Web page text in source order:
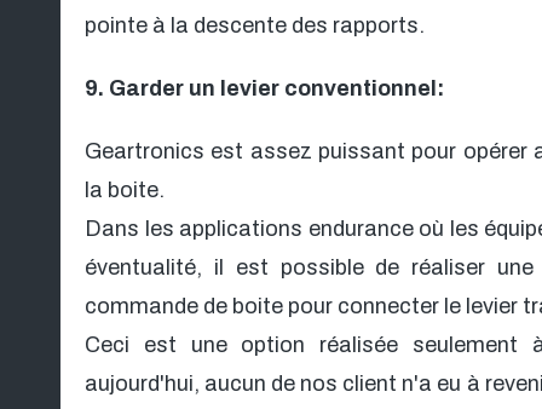
pointe à la descente des rapports.
9. Garder un levier conventionnel:
Geartronics est assez puissant pour opérer
la boite.
Dans les applications endurance où les
éventualité, il est possible de réaliser
commande de boite pour connecter le levier
Ceci est une option réalisée
aujourd'hui, aucun de nos client n'a eu à